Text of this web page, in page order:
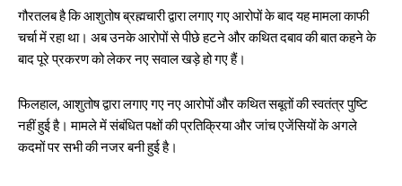
Facebook
X WhatsApp
Share
गौरतलब है कि आशुतोष ब्रह्मचारी द्वारा लगाए गए आरोपों के बाद यह मामला काफी
चर्चा में रहा था। अब उनके आरोपों से पीछे हटने और कथित दबाव की बात कहने के
बाद पूरे प्रकरण को लेकर नए सवाल खड़े हो गए हैं।
फिलहाल, आशुतोष द्वारा लगाए गए नए आरोपों और कथित सबूतों की स्वतंत्र पुष्टि
नहीं हुई है। मामले में संबंधित पक्षों की प्रतिक्रिया और जांच एजेंसियों के अगले
कदमों पर सभी की नजर बनी हुई है।